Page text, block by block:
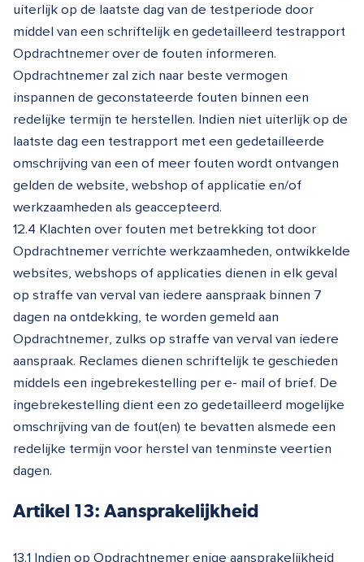
uiterlijk op de laatste dag van de testperiode door
middel van een schriftelijk en gedetailleerd testrapport
Opdrachtnemer over de fouten informeren.
Opdrachtnemer zal zich naar beste vermogen
inspannen de geconstateerde fouten binnen een
redelijke termijn te herstellen. Indien niet uiterlijk op de
laatste dag een testrapport met een gedetailleerde
omschrijving van een of meer fouten wordt ontvangen
gelden de website, webshop of applicatie en/of
werkzaamheden als geaccepteerd.
12.4 Klachten over fouten met betrekking tot door
Opdrachtnemer verrichte werkzaamheden, ontwikkelde
websites, webshops of applicaties dienen in elk geval
op straffe van verval van iedere aanspraak binnen 7
dagen na ontdekking, te worden gemeld aan
Opdrachtnemer, zulks op straffe van verval van iedere
aanspraak. Reclames dienen schriftelijk te geschieden
middels een ingebrekestelling per e- mail of brief. De
ingebrekestelling dient een zo gedetailleerd mogelijke
omschrijving van de fout(en) te bevatten alsmede een
redelijke termijn voor herstel van tenminste veertien
dagen.
Artikel 13: Aansprakelijkheid
13.1 Indien op Opdrachtnemer enige aansprakelijkheid